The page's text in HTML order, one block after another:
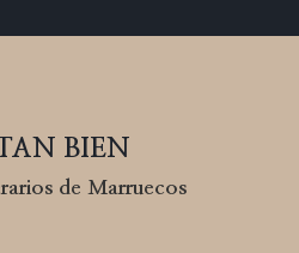
BIEN
de Marruecos